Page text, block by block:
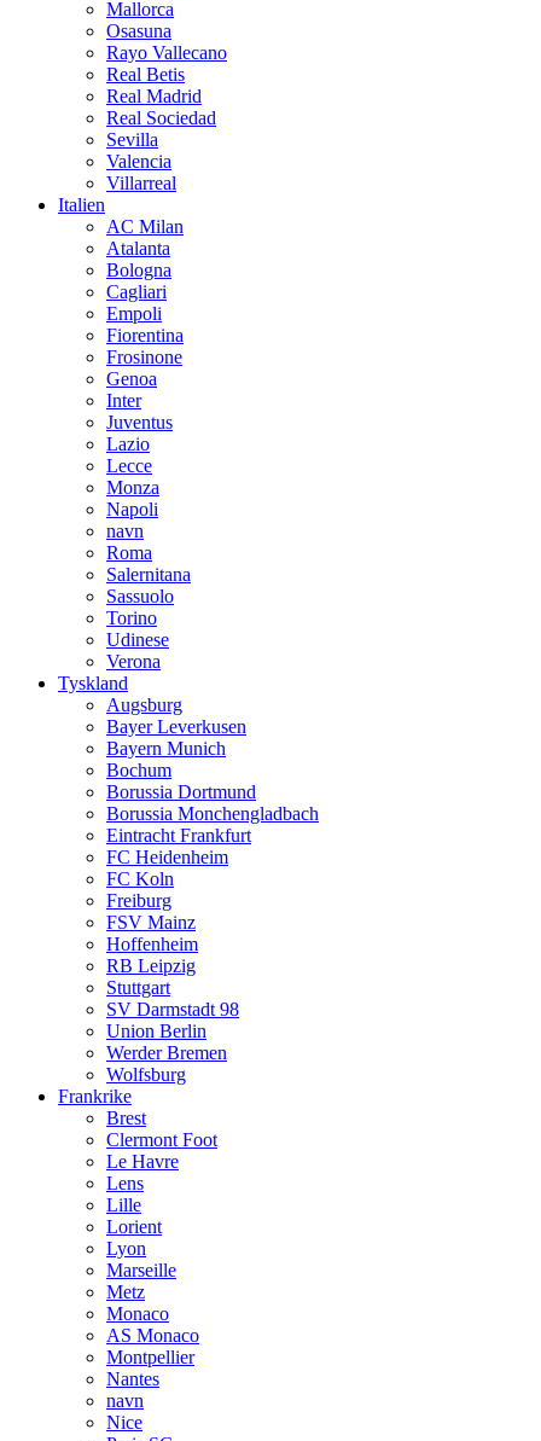
Mallorca
Osasuna
Rayo Vallecano
Real Betis
Real Madrid
Real Sociedad
Sevilla
Valencia
Villarreal
Italien
AC Milan
Atalanta
Bologna
Cagliari
Empoli
Fiorentina
Frosinone
Genoa
Inter
Juventus
Lazio
Lecce
Monza
Napoli
navn
Roma
Salernitana
Sassuolo
Torino
Udinese
Verona
Tyskland
Augsburg
Bayer Leverkusen
Bayern Munich
Bochum
Borussia Dortmund
Borussia Monchengladbach
Eintracht Frankfurt
FC Heidenheim
FC Koln
Freiburg
FSV Mainz
Hoffenheim
RB Leipzig
Stuttgart
SV Darmstadt 98
Union Berlin
Werder Bremen
Wolfsburg
Frankrike
Brest
Clermont Foot
Le Havre
Lens
Lille
Lorient
Lyon
Marseille
Metz
Monaco
AS Monaco
Montpellier
Nantes
navn
Nice